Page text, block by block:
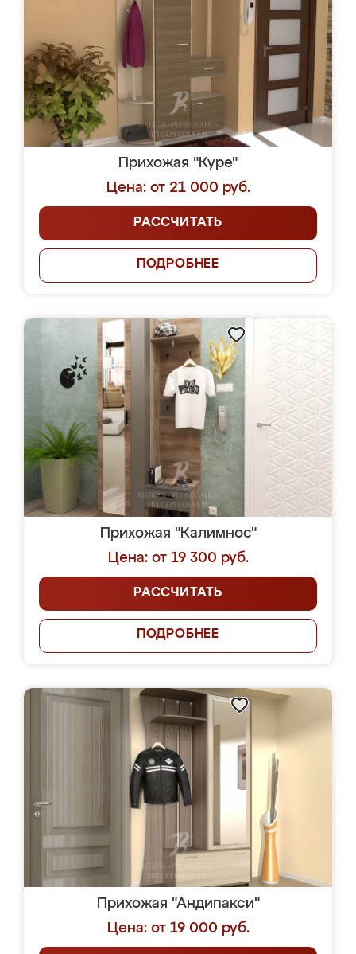
Прихожая "Куре"
Цена: от 21 000 руб.
РАССЧИТАТЬ
ПОДРОБНЕЕ
Прихожая "Калимнос"
Цена: от 19 300 руб.
РАССЧИТАТЬ
ПОДРОБНЕЕ
Прихожая "Андипакси"
Цена: от 19 000 руб.